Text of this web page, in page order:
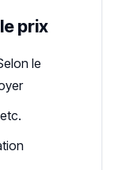
prix
le